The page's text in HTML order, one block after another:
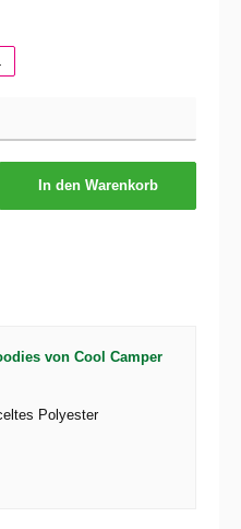
In den Warenkorb
von Cool Camper
Polyester